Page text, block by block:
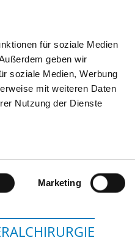
für soziale Medien
geben wir
soziale Medien, Werbung
mit weiteren Daten
Nutzung der Dienste
Marketing
THE GHD